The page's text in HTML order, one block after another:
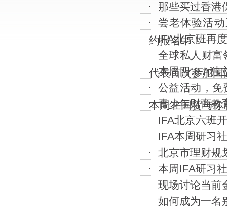
那些买过香港
尝老体验活
约报名中！
IFA北京班再
全球私人财富
代表首次参加
本周四“IFA独
公益活动，免
本周在国贸与你
青少年财商教
IFA北京六班
IFA本周研习
北京市理财规
本周IFA研习
现场讨论当前
如何成为一名